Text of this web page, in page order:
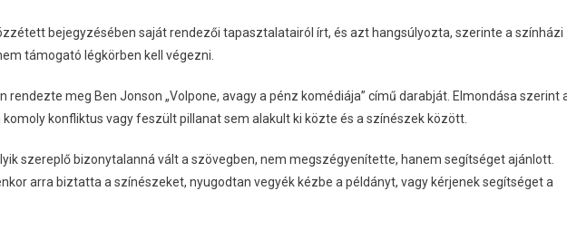
bejegyzésében saját rendezői tapasztalatairól írt, és azt hangsúlyozta, szerinte a színházi
támogató légkörben kell végezni.
rendezte meg Ben Jonson „Volpone, avagy a pénz komédiája” című darabját. Elmondása szerint
konfliktus vagy feszült pillanat sem alakult ki közte és a színészek között.
szereplő bizonytalanná vált a szövegben, nem megszégyenítette, hanem segítséget ajánlott.
arra biztatta a színészeket, nyugodtan vegyék kézbe a példányt, vagy kérjenek segítséget a